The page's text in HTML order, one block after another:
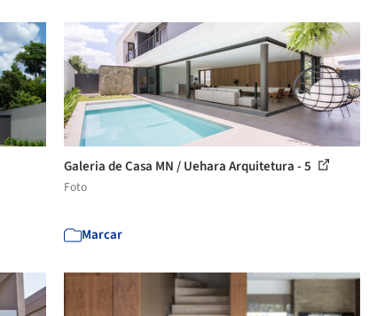
Galeria de Casa MN / Uehara Arquitetura - 5
Foto
Marcar